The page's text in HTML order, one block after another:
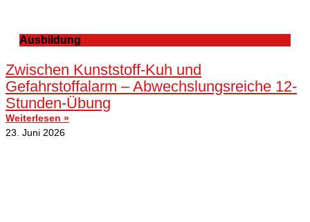
Ausbildung
Zwischen Kunststoff-Kuh und
Gefahrstoffalarm – Abwechslungsreiche 12-
Stunden-Übung
Weiterlesen »
23. Juni 2026